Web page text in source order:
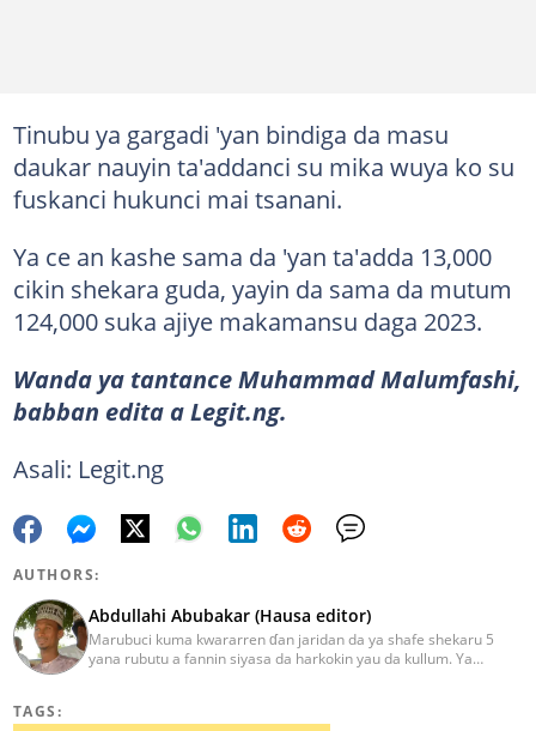
Tinubu ya gargadi 'yan bindiga da masu
daukar nauyin ta'addanci su mika wuya ko su
fuskanci hukunci mai tsanani.
Ya ce an kashe sama da 'yan ta'adda 13,000
cikin shekara guda, yayin da sama da mutum
124,000 suka ajiye makamansu daga 2023.
Wanda ya tantance Muhammad Malumfashi,
babban edita a Legit.ng.
Asali: Legit.ng
AUTHORS:
Abdullahi Abubakar (Hausa editor)
Marubuci kuma kwararren ɗan jaridan da ya shafe shekaru 5
yana rubutu a fannin siyasa da harkokin yau da kullum. Ya
TAGS: